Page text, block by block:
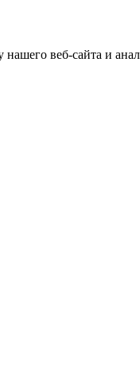
веб-сайта и